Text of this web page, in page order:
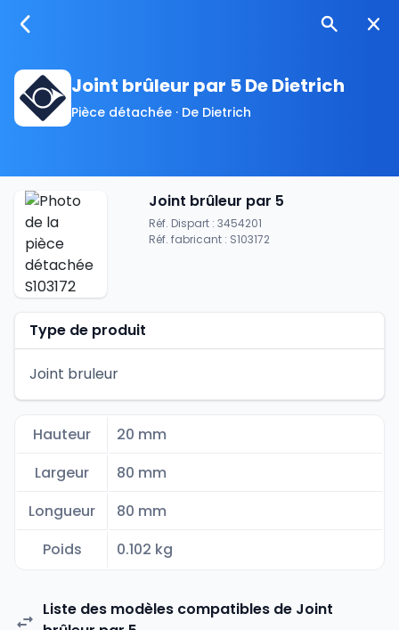
Joint brûleur par 5 De Dietrich
Pièce détachée · De Dietrich
Joint brûleur par 5
Réf. Dispart : 3454201
Réf. fabricant : S103172
Type de produit
Joint bruleur
Hauteur
20 mm
Largeur
80 mm
Longueur
80 mm
Poids
0.102 kg
Liste des modèles compatibles de Joint